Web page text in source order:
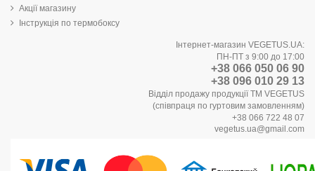
Акції магазину
Інструкція по термобоксу
Інтернет-магазин VEGETUS.UA:
ПН-ПТ з 9:00 до 17:00
+38 066 050 06 90
+38 096 010 29 13
Відділ продажу продукції ТМ VEGETUS
(співпраця по гуртовим замовленням)
+38 066 722 48 07
vegetus.ua@gmail.com